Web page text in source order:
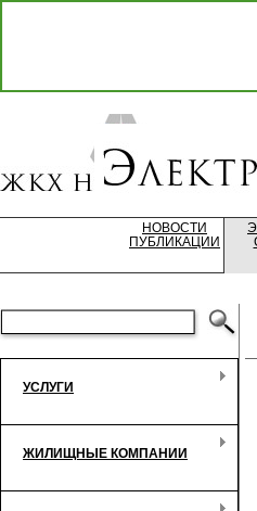
НОВОСТИ
ПУБЛИКАЦИИ
УСЛУГИ
ЖИЛИЩНЫЕ КОМПАНИИ